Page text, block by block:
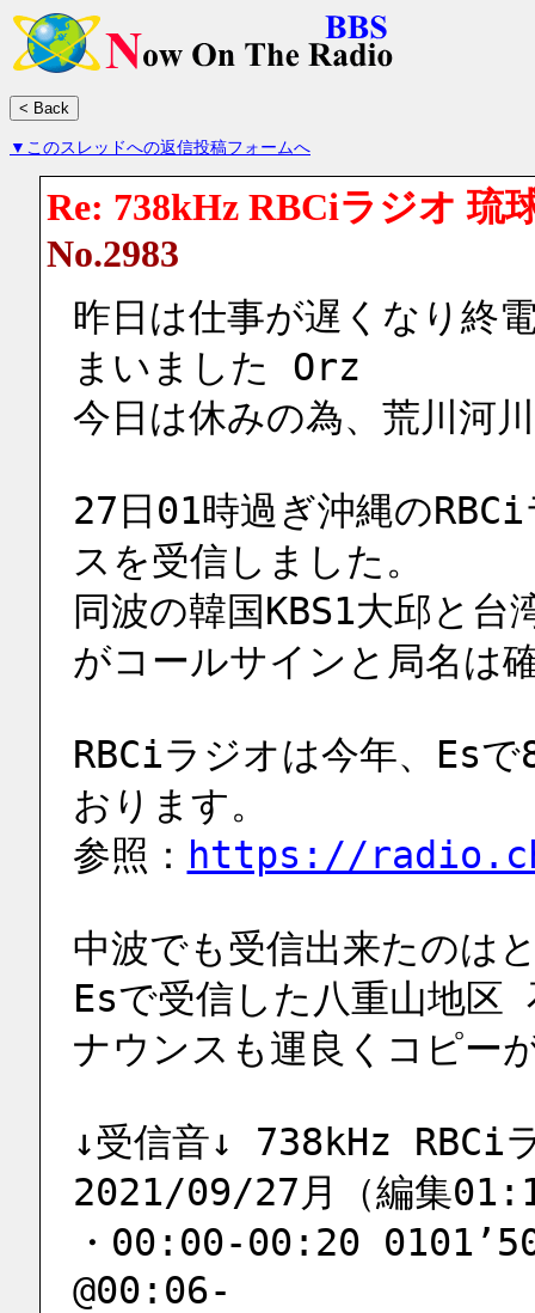
▼このスレッドへの返信投稿フォームへ
Re: 738kHz RBCiラジオ 琉
No.2983
昨日は仕事が遅くなり終
まいました Orz
今日は休みの為、荒川河
27日01時過ぎ沖縄の
スを受信しました。
同波の韓国KBS1大邱と台
がコールサインと局名は
RBCiラジオは今年、Es
おります。
参照： https://
中波でも受信出来たのは
Esで受信した八重山地区
ナウンスも運良くコピー
↓受信音↓ 738kHz RBCi
2021/09/27月（編集
・00:00-00:20
@00:06-